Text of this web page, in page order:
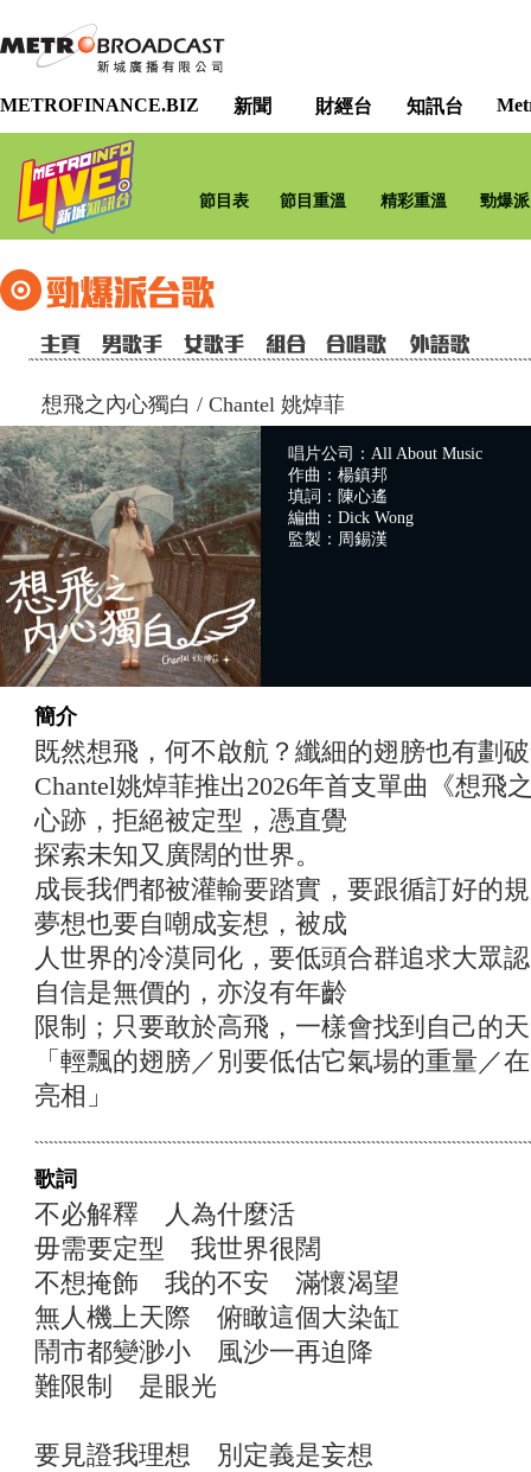
METROFINANCE.BIZ 新聞 財經台 知訊台
節目表 節目重溫 精彩重溫 勁爆
想飛之內心獨白 / Chantel 姚焯菲
唱片公司：All About Music
作曲：楊鎮邦
填詞：陳心遙
編曲：Dick Wong
監製：周錫漢
簡介
既然想飛，何不啟航？纖細的翅膀也有劃
Chantel姚焯菲推出2026年首支單曲《想飛
心跡，拒絕被定型，憑直覺
探索未知又廣闊的世界。
成長我們都被灌輸要踏實，要跟循訂好的
夢想也要自嘲成妄想，被成
人世界的冷漠同化，要低頭合群追求大眾
自信是無價的，亦沒有年齡
限制；只要敢於高飛，一樣會找到自己的
「輕飄的翅膀／別要低估它氣場的重量／
亮相」
歌詞
不必解釋 人為什麼活
毋需要定型 我世界很闊
不想掩飾 我的不安 滿懷渴望
無人機上天際 俯瞰這個大染缸
鬧市都變渺小 風沙一再迫降
難限制 是眼光
要見證我理想 別定義是妄想